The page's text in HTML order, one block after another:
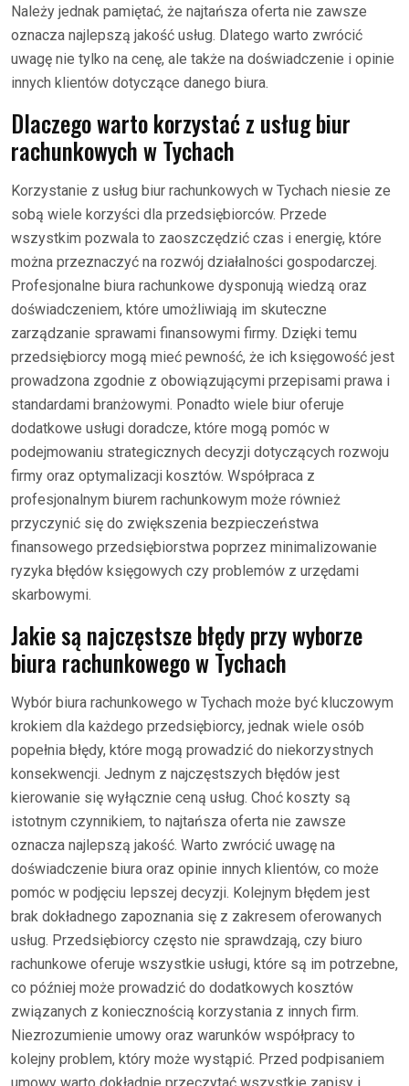
Należy jednak pamiętać, że najtańsza oferta nie zawsze
oznacza najlepszą jakość usług. Dlatego warto zwrócić
uwagę nie tylko na cenę, ale także na doświadczenie i opinie
innych klientów dotyczące danego biura.
Dlaczego warto korzystać z usług biur
rachunkowych w Tychach
Korzystanie z usług biur rachunkowych w Tychach niesie ze
sobą wiele korzyści dla przedsiębiorców. Przede
wszystkim pozwala to zaoszczędzić czas i energię, które
można przeznaczyć na rozwój działalności gospodarczej.
Profesjonalne biura rachunkowe dysponują wiedzą oraz
doświadczeniem, które umożliwiają im skuteczne
zarządzanie sprawami finansowymi firmy. Dzięki temu
przedsiębiorcy mogą mieć pewność, że ich księgowość jest
prowadzona zgodnie z obowiązującymi przepisami prawa i
standardami branżowymi. Ponadto wiele biur oferuje
dodatkowe usługi doradcze, które mogą pomóc w
podejmowaniu strategicznych decyzji dotyczących rozwoju
firmy oraz optymalizacji kosztów. Współpraca z
profesjonalnym biurem rachunkowym może również
przyczynić się do zwiększenia bezpieczeństwa
finansowego przedsiębiorstwa poprzez minimalizowanie
ryzyka błędów księgowych czy problemów z urzędami
skarbowymi.
Jakie są najczęstsze błędy przy wyborze
biura rachunkowego w Tychach
Wybór biura rachunkowego w Tychach może być kluczowym
krokiem dla każdego przedsiębiorcy, jednak wiele osób
popełnia błędy, które mogą prowadzić do niekorzystnych
konsekwencji. Jednym z najczęstszych błędów jest
kierowanie się wyłącznie ceną usług. Choć koszty są
istotnym czynnikiem, to najtańsza oferta nie zawsze
oznacza najlepszą jakość. Warto zwrócić uwagę na
doświadczenie biura oraz opinie innych klientów, co może
pomóc w podjęciu lepszej decyzji. Kolejnym błędem jest
brak dokładnego zapoznania się z zakresem oferowanych
usług. Przedsiębiorcy często nie sprawdzają, czy biuro
rachunkowe oferuje wszystkie usługi, które są im potrzebne,
co później może prowadzić do dodatkowych kosztów
związanych z koniecznością korzystania z innych firm.
Niezrozumienie umowy oraz warunków współpracy to
kolejny problem, który może wystąpić. Przed podpisaniem